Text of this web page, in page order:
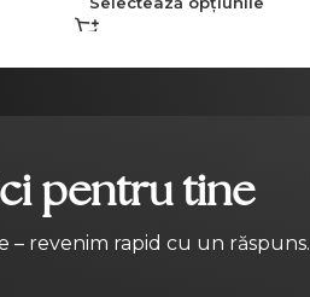
pentru tine
– revenim rapid cu un răspuns.